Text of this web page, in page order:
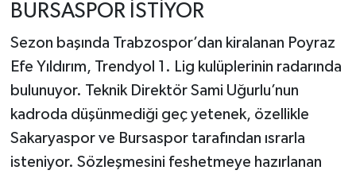
BURSASPOR İSTİYOR
Sezon başında Trabzospor’dan kiralanan Poyraz
Efe Yıldırım, Trendyol 1. Lig kulüplerinin radarında
bulunuyor. Teknik Direktör Sami Uğurlu’nun
kadroda düşünmediği geç yetenek, özellikle
Sakaryaspor ve Bursaspor tarafından ısrarla
isteniyor. Sözleşmesini feshetmeye hazırlanan